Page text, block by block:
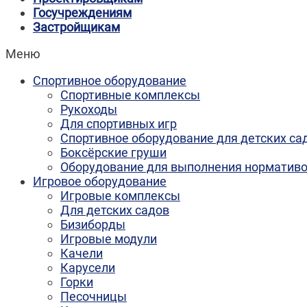
Госучреждениям
Застройщикам
Меню
Спортивное оборудование
Спортивные комплексы
Рукоходы
Для спортивных игр
Спортивное оборудование для детских
Боксёрские груши
Оборудование для выполнения
Игровое оборудование
Игровые комплексы
Для детских садов
Бизиборды
Игровые модули
Качели
Карусели
Горки
Песочницы